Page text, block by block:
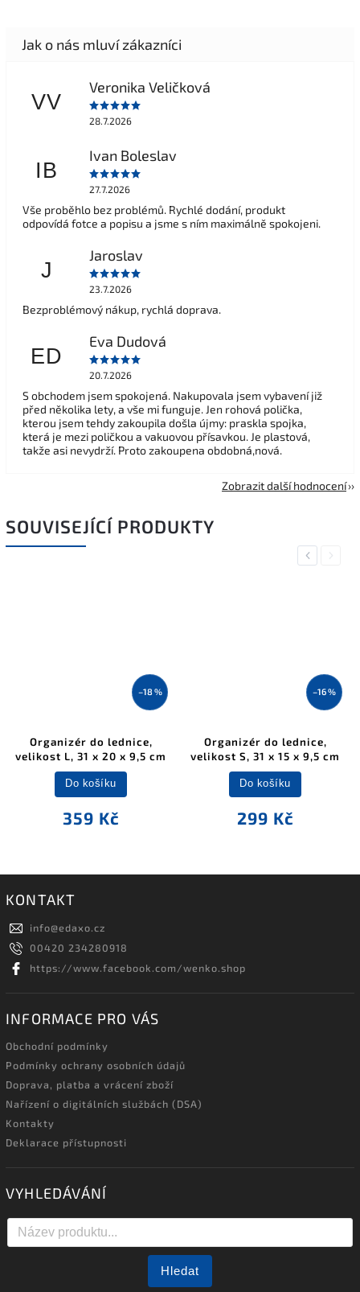
VV
Veronika Veličková
28.7.2026
IB
Ivan Boleslav
27.7.2026
Vše proběhlo bez problémů. Rychlé dodání, produkt
odpovídá fotce a popisu a jsme s ním maximálně spokojeni.
J
Jaroslav
23.7.2026
Bezproblémový nákup, rychlá doprava.
ED
Eva Dudová
20.7.2026
S obchodem jsem spokojená. Nakupovala jsem vybavení již
před několika lety, a vše mi funguje. Jen rohová polička,
kterou jsem tehdy zakoupila došla újmy: praskla spojka,
která je mezi poličkou a vakuovou přísavkou. Je plastová,
takže asi nevydrží. Proto zakoupena obdobná,nová.
Zobrazit další hodnocení
SOUVISEJÍCÍ PRODUKTY
Previous
–18 %
Organizér do lednice,
velikost L, 31 x 20 x 9,5 cm
359 Kč
Do košíku
–16 %
Organizér do lednice,
velikost S, 31 x 15 x 9,5 cm
299 Kč
Do košíku
Next
KONTAKT
info@edaxo.cz
00420 234280918
https://www.facebook.com/wenko.shop
INFORMACE PRO VÁS
Obchodní podmínky
Podmínky ochrany osobních údajů
Doprava, platba a vrácení zboží
Nařízení o digitálních službách (DSA)
Kontakty
Deklarace přístupnosti
VYHLEDÁVÁNÍ
Hledat